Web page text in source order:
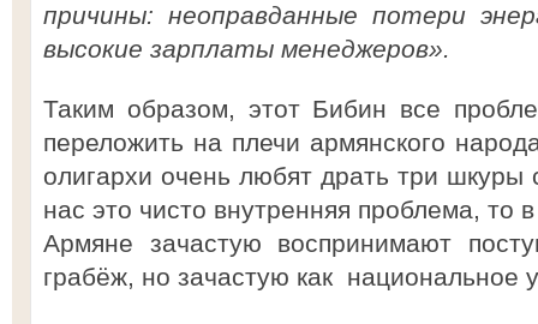
причины: неоправданные потери
высокие зарплаты менеджеров».
Таким образом, этот Бибин все
переложить на плечи армянского
олигархи очень любят драть три
нас это чисто внутренняя проблема, то
Армяне зачастую воспринимают
грабёж, но зачастую как национальное